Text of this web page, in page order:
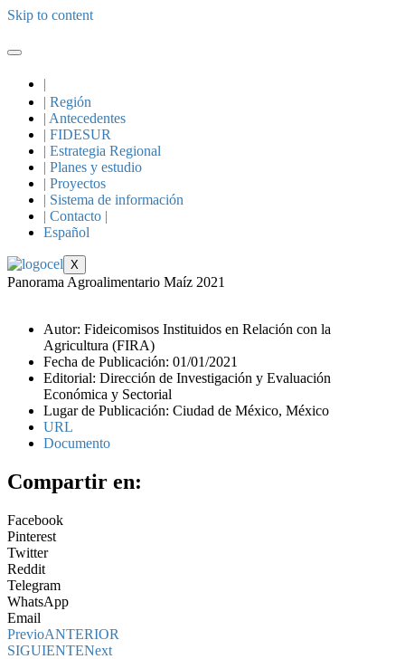
Skip to content
|
| Región
| Antecedentes
| FIDESUR
| Estrategia Regional
| Planes y estudio
| Proyectos
| Sistema de información
| Contacto |
Español
X
Panorama Agroalimentario Maíz 2021
Autor: Fideicomisos Instituidos en Relación con la
Agricultura (FIRA)
Fecha de Publicación: 01/01/2021
Editorial: Dirección de Investigación y Evaluación
Económica y Sectorial
Lugar de Publicación: Ciudad de México, México
URL
Documento
Compartir en:
Facebook
Pinterest
Twitter
Reddit
Telegram
WhatsApp
Email
PrevioANTERIOR
SIGUIENTENext